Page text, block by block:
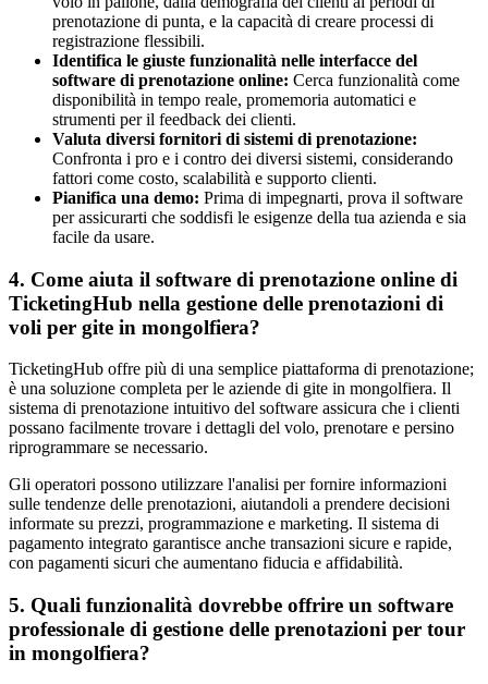
prenotazione di punta, e la capacità di creare processi di
registrazione flessibili.
Identifica le giuste funzionalità nelle interfacce del
software di prenotazione online: Cerca funzionalità come
disponibilità in tempo reale, promemoria automatici e
strumenti per il feedback dei clienti.
Valuta diversi fornitori di sistemi di prenotazione:
Confronta i pro e i contro dei diversi sistemi, considerando
fattori come costo, scalabilità e supporto clienti.
Pianifica una demo: Prima di impegnarti, prova il software
per assicurarti che soddisfi le esigenze della tua azienda e sia
facile da usare.
4. Come aiuta il software di prenotazione online di
TicketingHub nella gestione delle prenotazioni di
voli per gite in mongolfiera?
TicketingHub offre più di una semplice piattaforma di prenotazione;
è una soluzione completa per le aziende di gite in mongolfiera. Il
sistema di prenotazione intuitivo del software assicura che i clienti
possano facilmente trovare i dettagli del volo, prenotare e persino
riprogrammare se necessario.
Gli operatori possono utilizzare l'analisi per fornire informazioni
sulle tendenze delle prenotazioni, aiutandoli a prendere decisioni
informate su prezzi, programmazione e marketing. Il sistema di
pagamento integrato garantisce anche transazioni sicure e rapide,
con pagamenti sicuri che aumentano fiducia e affidabilità.
5. Quali funzionalità dovrebbe offrire un software
professionale di gestione delle prenotazioni per tour
in mongolfiera?